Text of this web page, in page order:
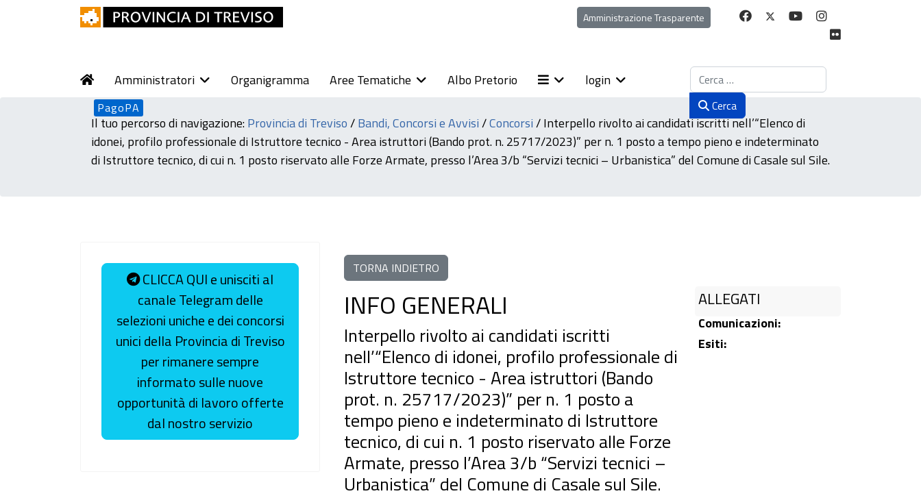
Amministrazione Trasparente
Amministratori Organigramma Aree Tematiche Albo Pretorio login
PagoPA
Cerca
Cerca
Il tuo percorso di navigazione:Provincia di Treviso/Bandi, Concorsi e Avvisi/Concorsi/Interpello rivolto ai candidati iscritti nell’“Elenco di
idonei, profilo professionale di Istruttore tecnico - Area istruttori (Bando prot. n. 25717/2023)” per n. 1 posto a tempo pieno e indeterminato
di Istruttore tecnico, di cui n. 1 posto riservato alle Forze Armate, presso l’Area 3/b “Servizi tecnici – Urbanistica” del Comune di Casale sul Sile.
CLICCA QUI e unisciti al
canale Telegram delle
selezioni uniche e dei concorsi
unici della Provincia di Treviso
per rimanere sempre
informato sulle nuove
opportunità di lavoro offerte
dal nostro servizio
TORNA INDIETRO
ALLEGATI
Comunicazioni:
Esiti:
INFO GENERALI
Interpello rivolto ai candidati iscritti
nell’“Elenco di idonei, profilo professionale di
Istruttore tecnico - Area istruttori (Bando
prot. n. 25717/2023)” per n. 1 posto a
tempo pieno e indeterminato di Istruttore
tecnico, di cui n. 1 posto riservato alle Forze
Armate, presso l’Area 3/b “Servizi tecnici –
Urbanistica” del Comune di Casale sul Sile.